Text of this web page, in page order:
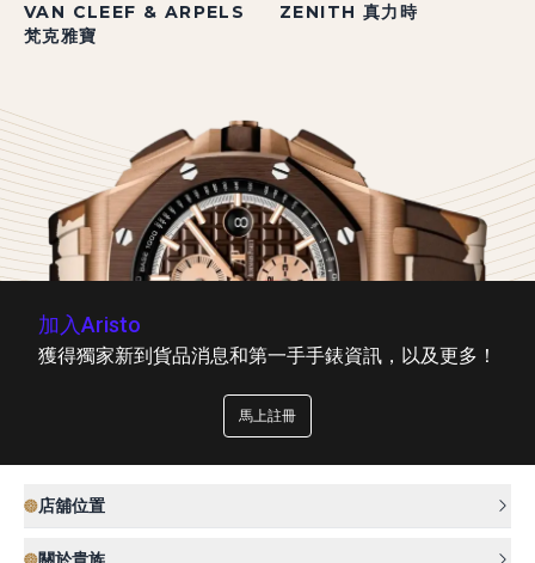
VAN CLEEF & ARPELS
梵克雅寶
ZENITH 真力時
加入Aristo
獲得獨家新到貨品消息和第一手手錶資訊，以及更多！
馬上註冊
店舖位置
關於貴族